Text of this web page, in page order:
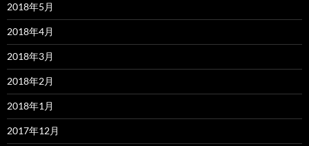
2018年5月
2018年4月
2018年3月
2018年2月
2018年1月
2017年12月